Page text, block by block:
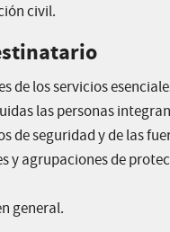
civil.
de los servicios
las personas
de seguridad y de las
y agrupaciones de
general.